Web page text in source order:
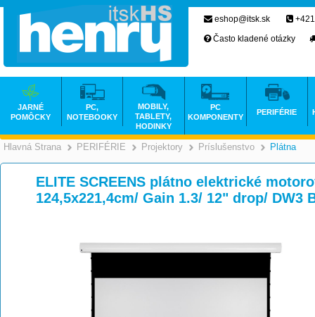
Hlavná Strana >
PERIFÉRIE >
Projektory >
Príslušenstvo Plátna
ELITE SCREENS plátno elektrické
124,5x221,4cm/ Gain 1.3/ 12" drop/ DW3
eshop@itsk.sk
Často kladené otázky
JARNÉ
POMÔCKY
PC,
NOTEBOOKY
MOBILY,
TABLETY,
HODINKY
PC
KOMPONENTY
PERIFÉRIE